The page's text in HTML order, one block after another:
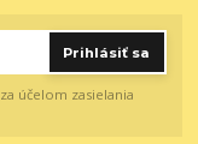
Prihlásiť sa
za účelom zasielania